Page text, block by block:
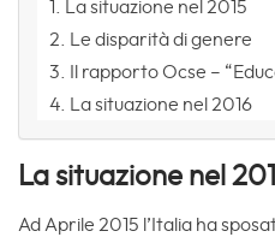
La situazione nel 2015
Le disparità di genere
Il rapporto Ocse –
La situazione nel 2016
La situazione nel
Ad Aprile 2015 l’Italia ha